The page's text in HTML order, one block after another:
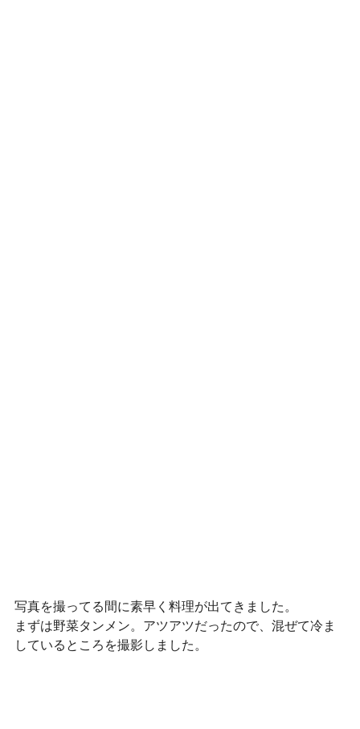
写真を撮ってる間に素早く料理が出てきました。
まずは野菜タンメン。アツアツだったので、混ぜて冷ま
しているところを撮影しました。